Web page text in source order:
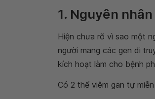
1. Nguyên
Hiện chưa rõ vì sao một
người mang các gen di
kích hoạt làm cho bệnh
Có 2 thể viêm gan tự